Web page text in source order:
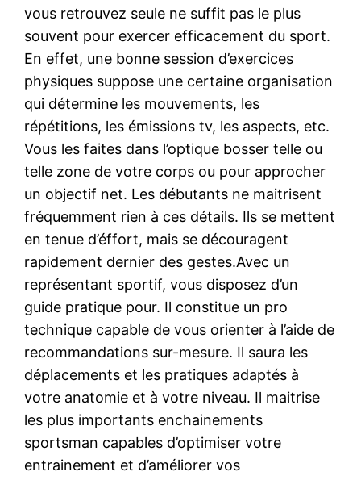
vous retrouvez seule ne suffit pas le plus
souvent pour exercer efficacement du sport.
En effet, une bonne session d’exercices
physiques suppose une certaine organisation
qui détermine les mouvements, les
répétitions, les émissions tv, les aspects, etc.
Vous les faites dans l’optique bosser telle ou
telle zone de votre corps ou pour approcher
un objectif net. Les débutants ne maitrisent
fréquemment rien à ces détails. Ils se mettent
en tenue d’éffort, mais se découragent
rapidement dernier des gestes.Avec un
représentant sportif, vous disposez d’un
guide pratique pour. Il constitue un pro
technique capable de vous orienter à l’aide de
recommandations sur-mesure. Il saura les
déplacements et les pratiques adaptés à
votre anatomie et à votre niveau. Il maitrise
les plus importants enchainements
sportsman capables d’optimiser votre
entrainement et d’améliorer vos